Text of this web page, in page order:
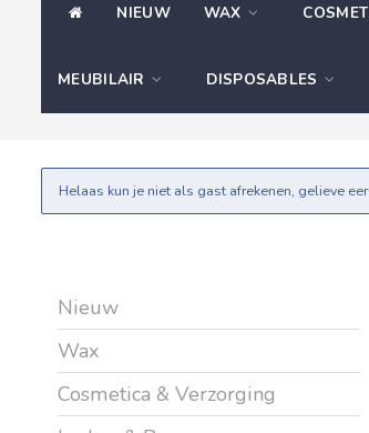
NIEUW WAX
MEUBILAIR DISPOSABLES
Helaas kun je niet als gast afrekenen, gelieve
Nieuw
Wax
Cosmetica & Verzorging